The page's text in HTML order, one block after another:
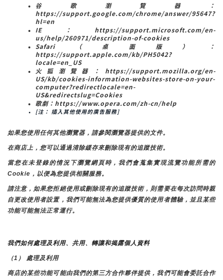
谷歌瀏覽器：
https://support.google.com/chrome/answer/95647?
hl=en
IE：https://support.microsoft.com/en-
us/help/260971/description-of-cookies
Safari（桌面版）：
https://support.apple.com/kb/PH5042?
locale=en_US
火狐瀏覽器：https://support.mozilla.org/en-
US/kb/cookies-information-websites-store-on-your-
computer?redirectlocale=en-
US&redirectslug=Cookies
歌劇：https://www.opera.com/zh-cn/help
[注： 插入其他使用的廣告服務]
如果您使用任何其他瀏覽器，請參閱瀏覽器提供的文件。
在商店上，您可以通過清除緩存來刪除現有的追蹤技術。
當您在未登錄的情況下瀏覽網頁時，我們會蒐集實現流覽功能所需的
Cookie，以便為您提供相關服務。
請注意，如果您拒絕使用或刪除現有的追蹤技術，則需要在每次訪問時親
自更改使用者設置，我們可能無法為您提供優質的使用者體驗，並且某些
功能可能無法正常運行。
我們如何處理及利用、共用、轉讓和揭露個人資料
（1） 處理及利用
商店的某些功能可能由我們的第三方合作夥伴提供，我們可能會委託合作